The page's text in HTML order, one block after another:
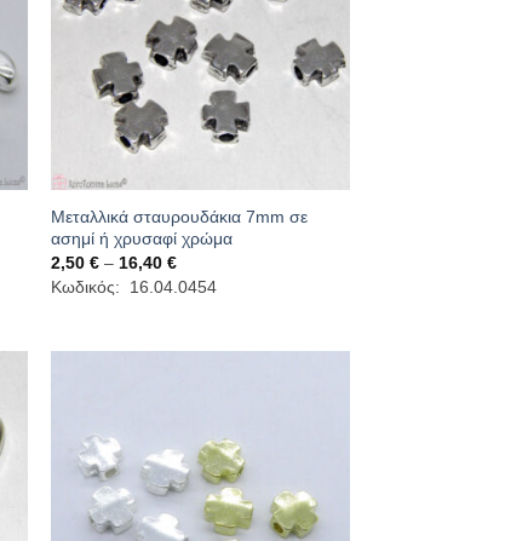
Μεταλλικά σταυρουδάκια 7mm σε
ασημί ή χρυσαφί χρώμα
2,50€ – 16,40€Price
range:
2,50 €
Κωδικός: 16.04.0454